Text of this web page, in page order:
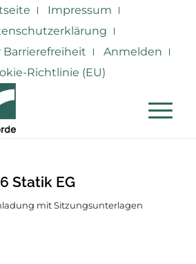
Impressum
Barrierefreiheit
Anmelden
Richtlinie (EU)
Statik EG
mit Sitzungsunterlagen